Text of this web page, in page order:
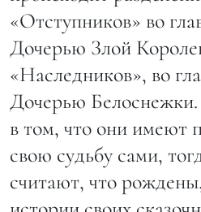
«Отступников» во
Дочерью Злой
«Наследников», во
Дочерью
в том, что они имеют
свою судьбу сами,
считают, что